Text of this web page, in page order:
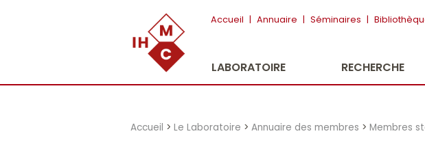
Accueil | Annuaire | Séminaires |
LABORATOIRE RECHERCHE
Accueil >Le Laboratoire >Annuaire des membres >Membres